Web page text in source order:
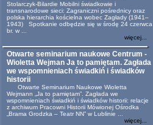
Stolarczyk-Bilardie Mobilni świadkowie i
transnarodowe sieci: Zagraniczni pośrednicy oraz
polska hierarchia kościelna wobec Zagłady (1941–
1943) Spotkanie odbędzie się w środę 24 czerwca
br. w ...
więcej...
Otwarte seminarium naukowe Centrum -
Wioletta Wejman Ja to pamiętam. Zagłada
we wspomnieniach świadkiń i świadków
historii
Otwarte Seminarium Naukowe Wioletta
Wejmann „Ja to pamiętam”. Zagłada we
wspomnieniach świadkiń i świadków historii: relacje
z archiwum Pracowni Historii Mówionej Ośrodka
„Brama Grodzka – Teatr NN” w Lublinie ...
więcej...